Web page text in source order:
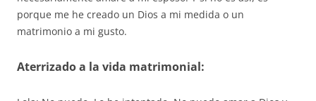
porque me he creado un Dios a mi medida o un
matrimonio a mi gusto.
Aterrizado a la vida matrimonial: